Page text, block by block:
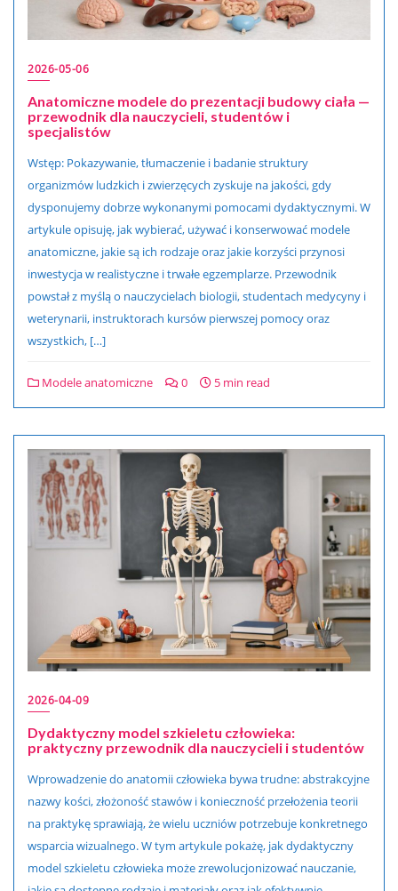
2026-05-06
Anatomiczne modele do prezentacji budowy ciała —
przewodnik dla nauczycieli, studentów i
specjalistów
Wstęp: Pokazywanie, tłumaczenie i badanie struktury
organizmów ludzkich i zwierzęcych zyskuje na jakości, gdy
dysponujemy dobrze wykonanymi pomocami dydaktycznymi. W
artykule opisuję, jak wybierać, używać i konserwować modele
anatomiczne, jakie są ich rodzaje oraz jakie korzyści przynosi
inwestycja w realistyczne i trwałe egzemplarze. Przewodnik
powstał z myślą o nauczycielach biologii, studentach medycyny i
weterynarii, instruktorach kursów pierwszej pomocy oraz
wszystkich, […]
Modele anatomiczne 0 5 min read
2026-04-09
Dydaktyczny model szkieletu człowieka:
praktyczny przewodnik dla nauczycieli i studentów
Wprowadzenie do anatomii człowieka bywa trudne: abstrakcyjne
nazwy kości, złożoność stawów i konieczność przełożenia teorii
na praktykę sprawiają, że wielu uczniów potrzebuje konkretnego
wsparcia wizualnego. W tym artykule pokażę, jak dydaktyczny
model szkieletu człowieka może zrewolucjonizować nauczanie,